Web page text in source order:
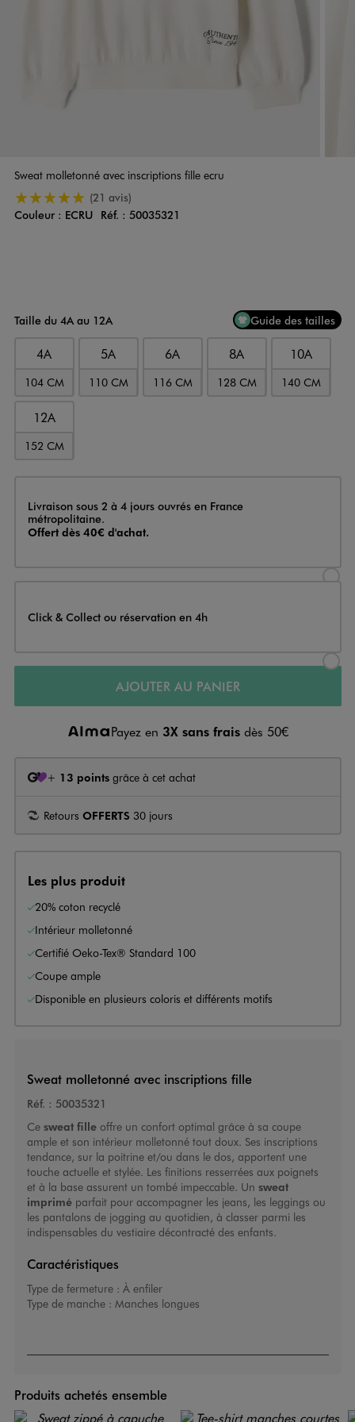
Sweat molletonné avec inscriptions fille ecru
5/5 de moyenne(21 avis)
Couleur
Couleur : ECRU Réf. : 50035321
Taille du 4A au 12A Guide des tailles
4A
104 CM
5A
110 CM
6A
116 CM
8A
128 CM
10A
140 CM
12A
152 CM
Livraison
Livraison sous 2 à 4 jours ouvrés en France
métropolitaine.
Offert dès 40€ d'achat.
Click & Collect ou réservation en 4h
AJOUTER AU PANIER
Payez en 3X sans frais dès 50€
+ 13 points grâce à cet achat
Retours OFFERTS 30 jours
Les plus produit
20% coton recyclé
Intérieur molletonné
Certifié Oeko-Tex® Standard 100
Coupe ample
Disponible en plusieurs coloris et différents motifs
Sweat molletonné avec inscriptions fille
Réf. : 50035321
Ce sweat filleoffre un confort optimal grâce à sa coupe
ample et son intérieur molletonné tout doux. Ses inscriptions
tendance, sur la poitrine et/ou dans le dos, apportent une
touche actuelle et stylée. Les finitions resserrées aux poignets
et à la base assurent un tombé impeccable. Un sweat
impriméparfait pour accompagner les jeans, les leggings ou
les pantalons de jogging au quotidien, à classer parmi les
indispensables du vestiaire décontracté des enfants.
Caractéristiques
Type de fermeture : À enfiler
Type de manche : Manches longues
Produits achetés ensemble